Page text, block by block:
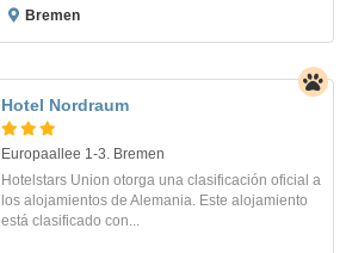
Bremen
Hotel Nordraum
Europaallee 1-3. Bremen
Hotelstars Union otorga una clasificación oficial a
los alojamientos de Alemania. Este alojamiento
está clasificado con...